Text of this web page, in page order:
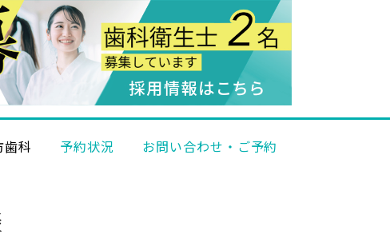
歯科 予約状況 お問い合わせ・ご予約